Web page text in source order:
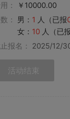
：
￥10000.00
：
男： 1 人（已报
女： 10 人（已
报名：
2025/12/
活动结束